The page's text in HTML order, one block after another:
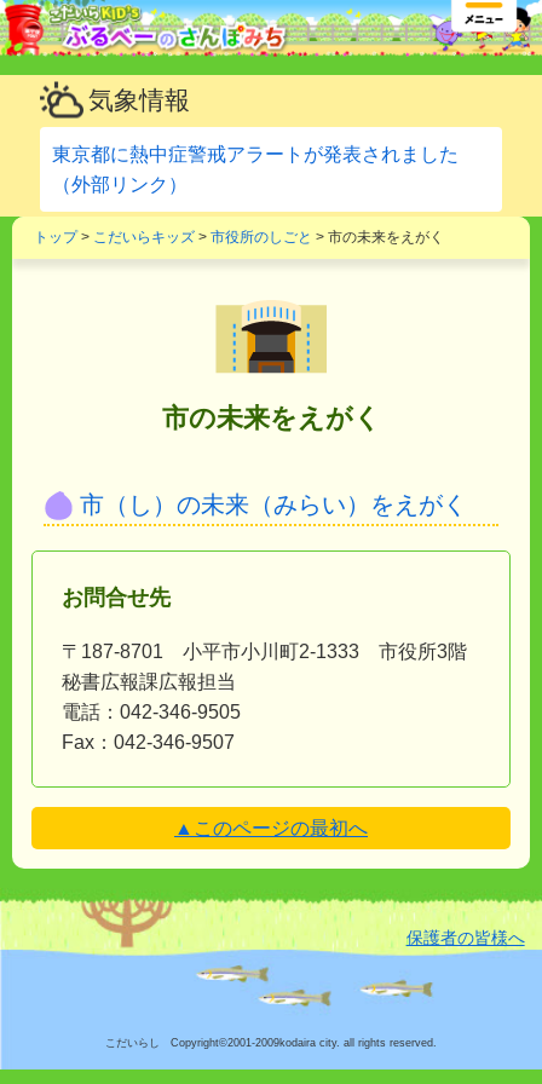
気象情報
東京都に熱中症警戒アラートが発表されました
（外部リンク）
トップ> こだいらキッズ > 市役所のしごと > 市の未来をえがく
市の未来をえがく
市（し）の未来（みらい）をえがく
お問合せ先
〒187-8701 小平市小川町2-1333 市役所3階
秘書広報課広報担当
電話：042-346-9505
Fax：042-346-9507
▲このページの最初へ
こだいらし Copyright©2001-2009kodaira city. all rights reserved.
保護者の皆様へ